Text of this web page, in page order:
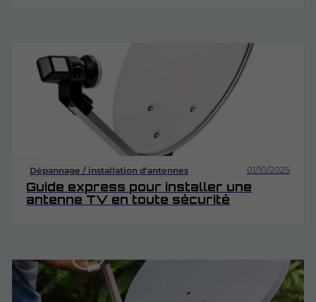
Dépannage / installation d'antennes 01/10/2025
Guide express pour installer une
antenne TV en toute sécurité